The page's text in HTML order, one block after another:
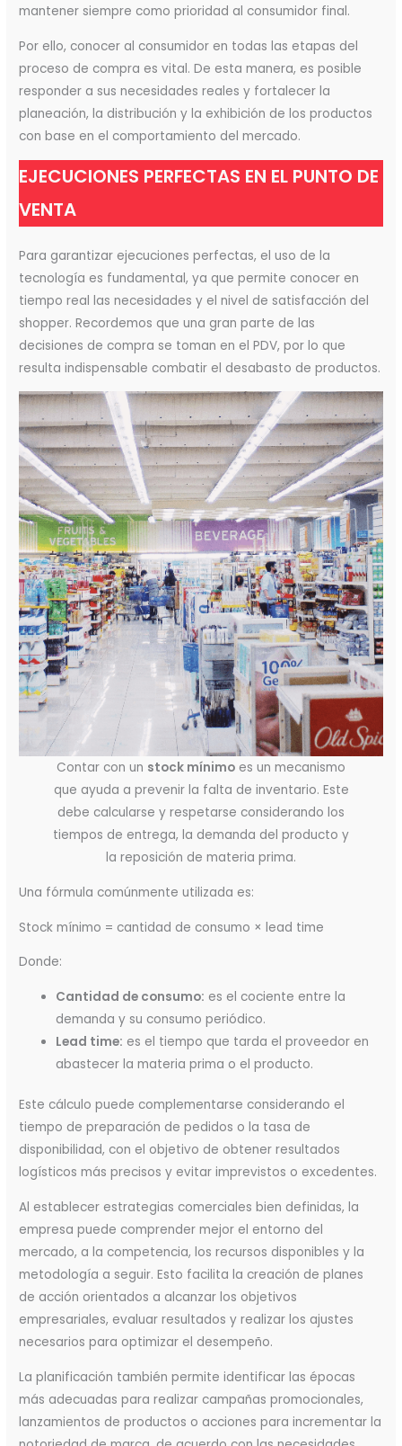
mantener siempre como prioridad al consumidor final.
Por ello, conocer al consumidor en todas las etapas del
proceso de compra es vital. De esta manera, es posible
responder a sus necesidades reales y fortalecer la
planeación, la distribución y la exhibición de los productos
con base en el comportamiento del mercado.
EJECUCIONES PERFECTAS EN EL PUNTO DE
VENTA
Para garantizar ejecuciones perfectas, el uso de la
tecnología es fundamental, ya que permite conocer en
tiempo real las necesidades y el nivel de satisfacción del
shopper. Recordemos que una gran parte de las
decisiones de compra se toman en el PDV, por lo que
resulta indispensable combatir el desabasto de productos.
Contar con un stock mínimo es un mecanismo
que ayuda a prevenir la falta de inventario. Este
debe calcularse y respetarse considerando los
tiempos de entrega, la demanda del producto y
la reposición de materia prima.
Una fórmula comúnmente utilizada es:
Stock mínimo = cantidad de consumo × lead time
Donde:
Cantidad de consumo: es el cociente entre la
demanda y su consumo periódico.
Lead time: es el tiempo que tarda el proveedor en
abastecer la materia prima o el producto.
Este cálculo puede complementarse considerando el
tiempo de preparación de pedidos o la tasa de
disponibilidad, con el objetivo de obtener resultados
logísticos más precisos y evitar imprevistos o excedentes.
Al establecer estrategias comerciales bien definidas, la
empresa puede comprender mejor el entorno del
mercado, a la competencia, los recursos disponibles y la
metodología a seguir. Esto facilita la creación de planes
de acción orientados a alcanzar los objetivos
empresariales, evaluar resultados y realizar los ajustes
necesarios para optimizar el desempeño.
La planificación también permite identificar las épocas
más adecuadas para realizar campañas promocionales,
lanzamientos de productos o acciones para incrementar la